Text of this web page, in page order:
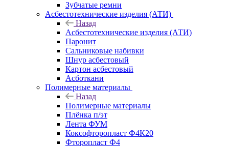
Зубчатые ремни
Асбестотехнические изделия (АТИ)
Назад
Асбестотехнические изделия (АТИ)
Паронит
Сальниковые набивки
Шнур асбестовый
Картон асбестовый
Асботкани
Полимерные материалы
Назад
Полимерные материалы
Плёнка п/эт
Лента ФУМ
Коксофторопласт Ф4К20
Фторопласт Ф4